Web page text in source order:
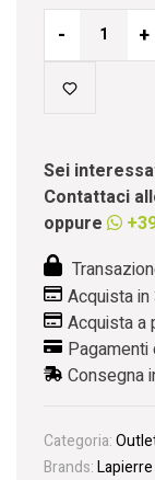
- +
Sei
Contattaci
oppure
Acquista
Acquista a
Pagamenti
Consegna
Categoria:
Brands:Lapierre